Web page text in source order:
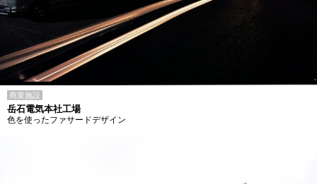
商業施設
岳石電気本社工場
色を使ったファサードデザイン